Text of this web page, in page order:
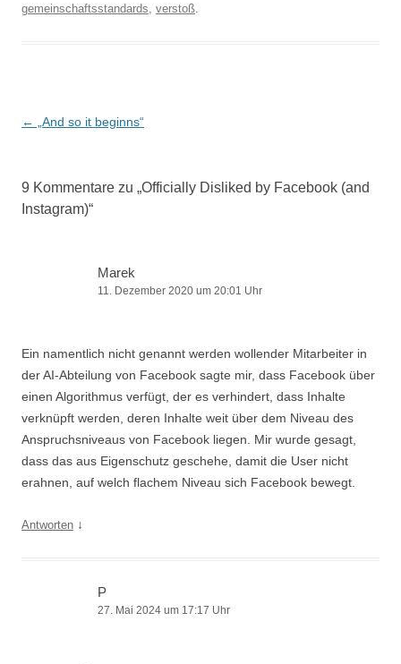
gemeinschaftsstandards verstoß
Beitragsnavigation
← „And so it beginns“
9 Kommentare zu „Officially Disliked by Facebook (and
Instagram)“
Marek
11. Dezember 2020 um 20:01 Uhr
Ein namentlich nicht genannt werden wollender Mitarbeiter in
der AI-Abteilung von Facebook sagte mir, dass Facebook über
einen Algorithmus verfügt, der es verhindert, dass Inhalte
verknüpft werden, deren Inhalte weit über dem Niveau des
Anspruchsniveaus von Facebook liegen. Mir wurde gesagt,
dass das aus Eigenschutz geschehe, damit die User nicht
erahnen, auf welch flachem Niveau sich Facebook bewegt.
Antworten ↓
P
27. Mai 2024 um 17:17 Uhr